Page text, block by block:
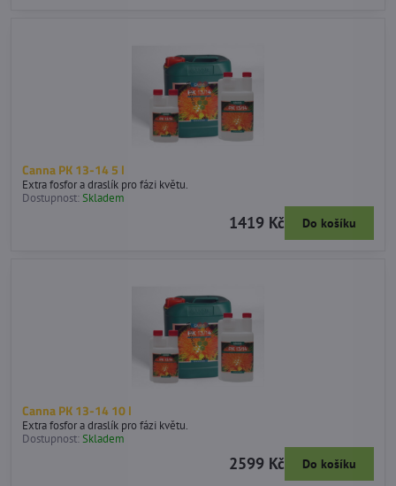
Canna PK 13-14 5 l
Extra fosfor a draslík pro fázi květu.
Dostupnost:Skladem
1419 Kč Do košíku
Canna PK 13-14 10 l
Extra fosfor a draslík pro fázi květu.
Dostupnost:Skladem
2599 Kč Do košíku